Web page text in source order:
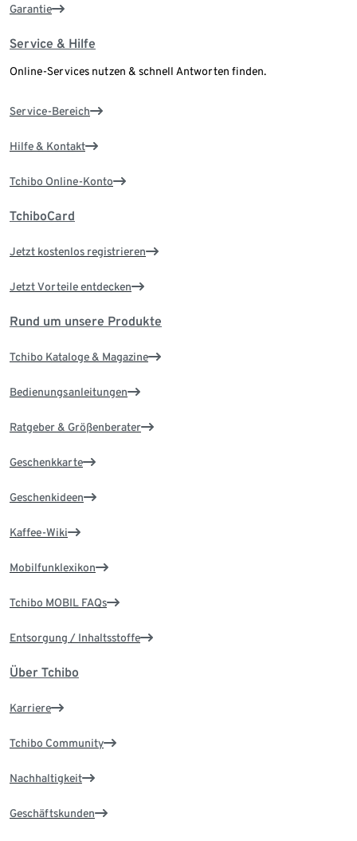
Garantie
Service & Hilfe
Online-Services nutzen & schnell Antworten finden.
Service-Bereich
Hilfe & Kontakt
Tchibo Online-Konto
TchiboCard
Jetzt kostenlos registrieren
Jetzt Vorteile entdecken
Rund um unsere Produkte
Tchibo Kataloge & Magazine
Bedienungsanleitungen
Ratgeber & Größenberater
Geschenkkarte
Geschenkideen
Kaffee-Wiki
Mobilfunklexikon
Tchibo MOBIL FAQs
Entsorgung / Inhaltsstoffe
Über Tchibo
Karriere
Tchibo Community
Nachhaltigkeit
Geschäftskunden